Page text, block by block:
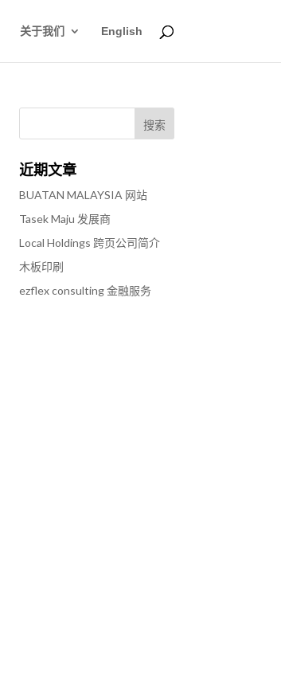
关于我们 English
近期文章
BUATAN MALAYSIA 网站
Tasek Maju 发展商
Local Holdings 跨页公司简介
木板印刷
ezflex consulting 金融服务